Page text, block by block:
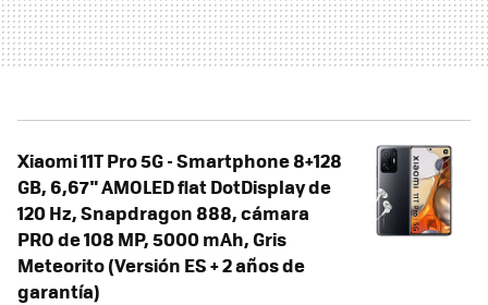
Xiaomi 11T Pro 5G - Smartphone 8+128
GB, 6,67" AMOLED flat DotDisplay de
120 Hz, Snapdragon 888, cámara
PRO de 108 MP, 5000 mAh, Gris
Meteorito (Versión ES + 2 años de
garantía)